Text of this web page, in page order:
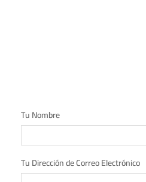
Tu Nombre
Tu Dirección de Correo Electrónico